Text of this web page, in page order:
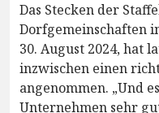
Das Stecken der
Dorfgemeinschaften
30. August 2024, hat
inzwischen einen
angenommen. „Und
Unternehmen sehr